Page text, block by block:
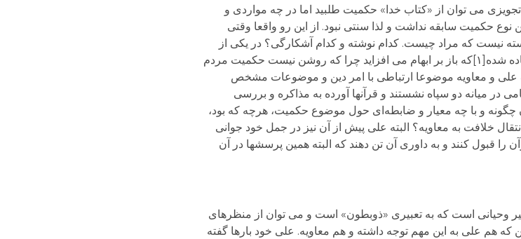
این است که به شکل تجویزی می توان از «کتاب خدا» حکمیت طلبید اما در چه مواردی و
حکمیت سابقه نداشت و لذا سنتی نبود. از این رو واقعا وقتی
نیست که مراد چیست. کدام نوشته و کدام آشکارگی؟ در یکی از
جملات وهب راسبی (فرماندة خوارج) از تعبیر «حکمیت مردم در دین» استفاده شده[۱]که باز بر ابهام می افزاید چرا که روشن نیست حکمیت مردم
علی و معاویه موضوعا ارتباطی با امر دین و موضوعات مشخص
میانه دو سپاه نشستند و قرآنها آورده به مذاکره و بررسی
دان چگونه و با چه معیار و ضابطه‌ای حول موضوع حکمیت، هرچه که بود،
خلافت به معاویه؟ البته علی پیش از آن نیز در جمل خود جوانی
قبول کنند و به داوری آن تن دهند که البته همین پرسشها در آن
وحیانی است که به تعبیری «ذوبطون» است و می توان از منظرهای
که هم علی به این مهم توجه داشته و هم معاویه. علی خود بارها گفته